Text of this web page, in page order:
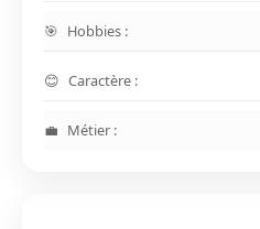
Hobbies :
Caractère :
Métier :